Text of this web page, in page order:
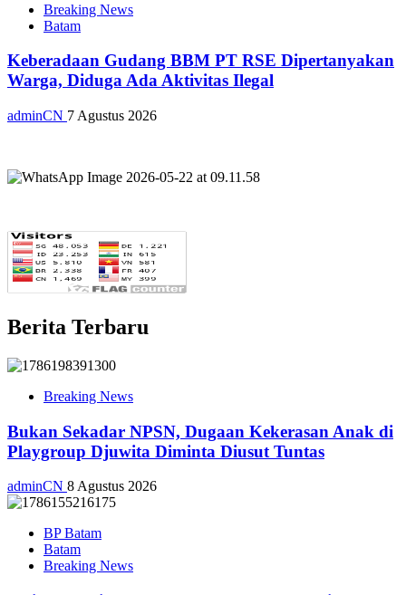
Breaking News
Batam
Keberadaan Gudang BBM PT RSE Dipertanyakan
Warga, Diduga Ada Aktivitas Ilegal
adminCN 7 Agustus 2026
Berita Terbaru
Breaking News
Bukan Sekadar NPSN, Dugaan Kekerasan Anak di
Playgroup Djuwita Diminta Diusut Tuntas
adminCN 8 Agustus 2026
BP Batam
Batam
Breaking News